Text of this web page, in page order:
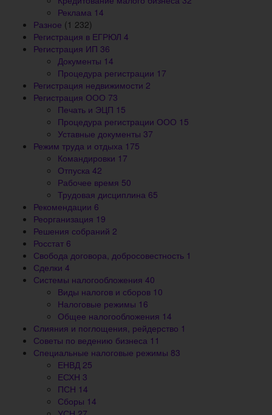
Реклама 14
Разное (1 232)
Регистрация в ЕГРЮЛ 4
Регистрация ИП 36
Документы 14
Процедура регистрации 17
Регистрация недвижимости 2
Регистрация ООО 73
Печать и ЭЦП 15
Процедура регистрации ООО 15
Уставные документы 37
Режим труда и отдыха 175
Командировки 17
Отпуска 42
Рабочее время 50
Трудовая дисциплина 65
Рекомендации 6
Реорганизация 19
Решения собраний 2
Росстат 6
Свобода договора, добросовестность 1
Сделки 4
Системы налогообложения 40
Виды налогов и сборов 10
Налоговые режимы 16
Общее налогообложения 14
Слияния и поглощения, рейдерство 1
Советы по ведению бизнеса 11
Специальные налоговые режимы 83
ЕНВД 25
ЕСХН 3
ПСН 14
Сборы 14